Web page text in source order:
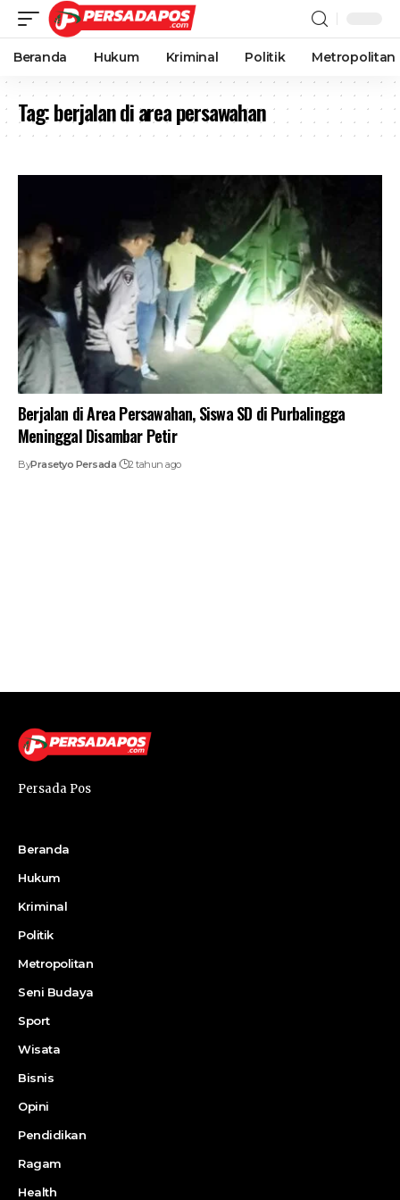
Beranda Hukum Kriminal Politik Metropolitan
Tag:berjalan di area persawahan
Berjalan di Area Persawahan, Siswa SD di Purbalingga
Meninggal Disambar Petir
ByPrasetyo Persada 2 tahun ago
Persada Pos
Beranda
Hukum
Kriminal
Politik
Metropolitan
Seni Budaya
Sport
Wisata
Bisnis
Opini
Pendidikan
Ragam
Health